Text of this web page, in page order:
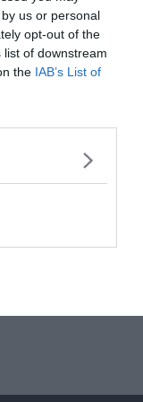
us or personal
opt-out of the
of downstream
the IAB’s List of